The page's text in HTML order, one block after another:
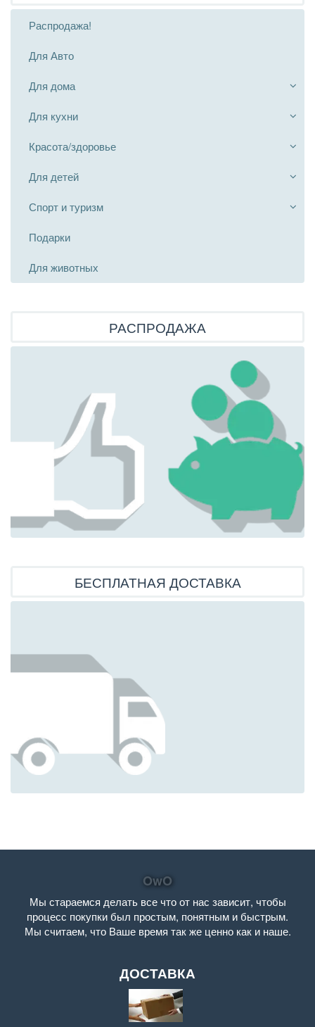
Распродажа!
Для Авто
Для дома
Для кухни
Красота/здоровье
Для детей
Спорт и туризм
Подарки
Для животных
РАСПРОДАЖА
БЕСПЛАТНАЯ ДОСТАВКА
OwO
Мы стараемся делать все что от нас зависит, чтобы
процесс покупки был простым, понятным и быстрым.
Мы считаем, что Ваше время так же ценно как и наше.
ДОСТАВКА